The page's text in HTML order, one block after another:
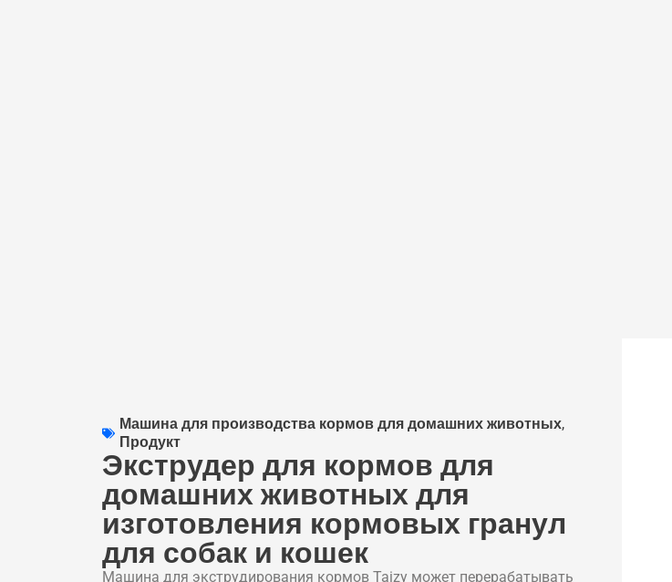
Машина для производства кормов для домашних животных,
Продукт
Экструдер для кормов для
домашних животных для
изготовления кормовых гранул
для собак и кошек
Машина для экструдирования кормов Taizy может перерабатывать